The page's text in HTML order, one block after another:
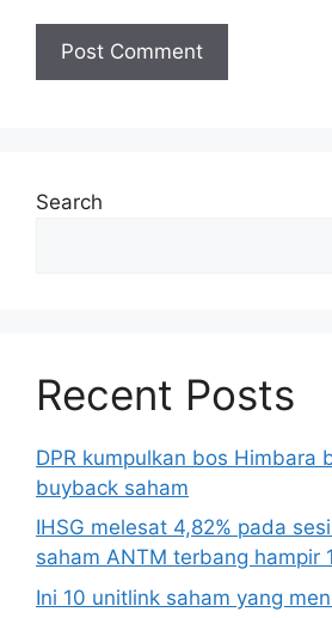
Search
Recent Posts
DPR kumpulkan bos Himbara
buyback saham
IHSG melesat 4,82% pada
saham ANTM terbang hampir
Ini 10 unitlink saham yang